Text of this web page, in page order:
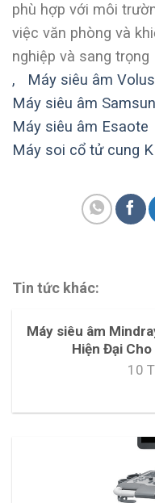
phù hợp với môi
việc văn phòng và
nghiệp và sang trọng
, Máy siêu âm
Máy siêu âm
Máy siêu âm Esaote
Máy soi cổ tử cung
Tin tức khác:
Máy siêu âm
Hiện Đại
10